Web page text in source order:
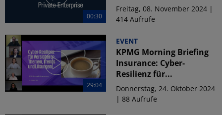
00:30
Freitag, 08. November 2024 |
414 Aufrufe
29:04
EVENT
KPMG Morning Briefing
Insurance: Cyber-
Resilienz für...
Donnerstag, 24. Oktober 2024
| 88 Aufrufe